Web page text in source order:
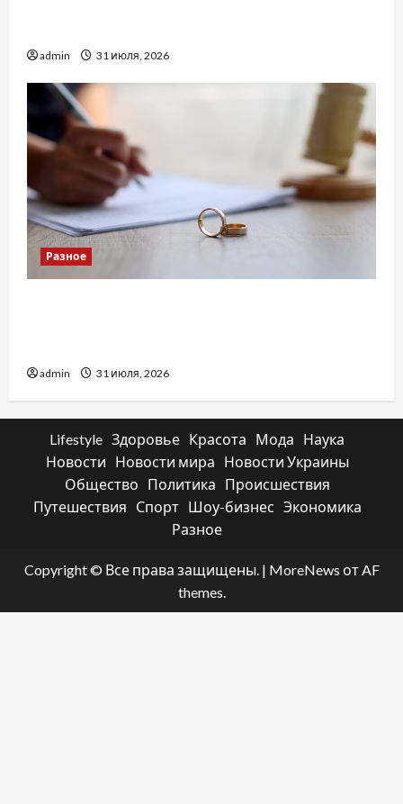
admin 31 июля, 2026
Разное
admin 31 июля, 2026
Lifestyle Здоровье Красота Мода
Наука
Новости
Новости мира
Новости Украины
Общество
Политика
Происшествия
Путешествия
Спорт Шоу-бизнес Экономика
Разное
Copyright © Все права защищены. | MoreNews от AF
themes.